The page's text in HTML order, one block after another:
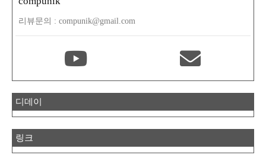
리뷰문의 : compunik@gmail.com
디데이
링크